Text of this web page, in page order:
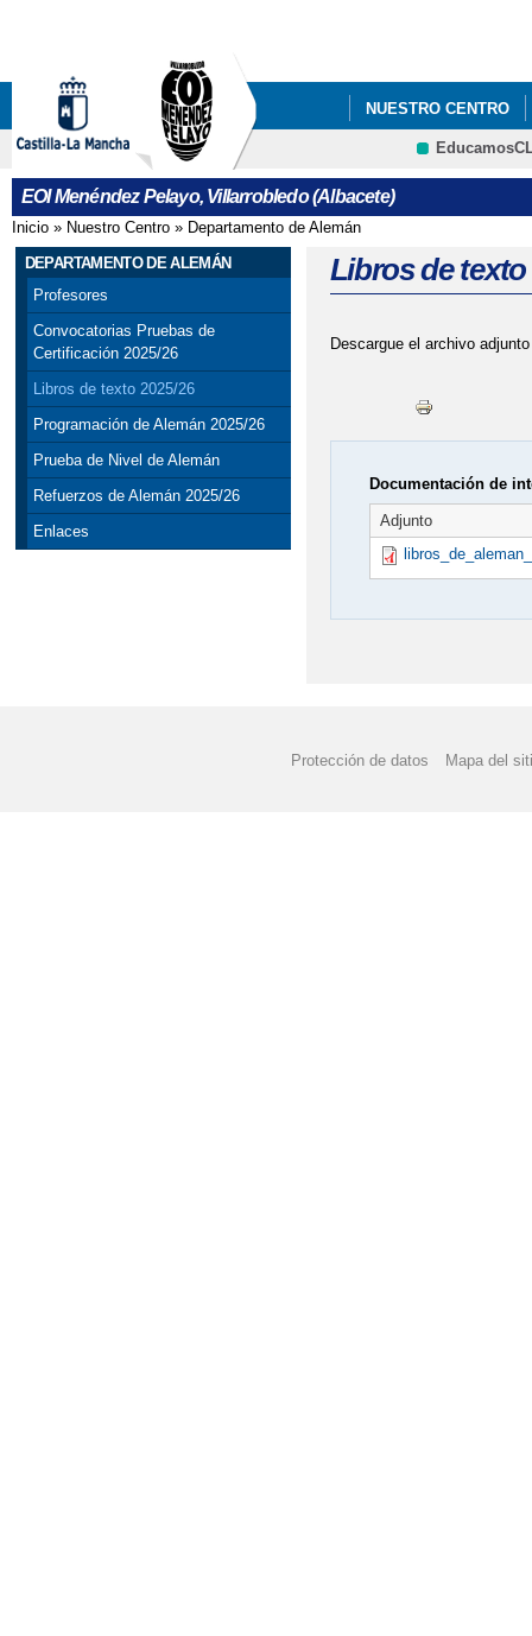
NUESTRO CENTRO
EOI Menéndez Pelayo, Villarrobledo (Albacete)
Se encuentra usted aquí
Inicio » Nuestro Centro » Departamento de Alemán
DEPARTAMENTO DE ALEMÁN
Profesores
Convocatorias Pruebas de
Certificación 2025/26
Libros de texto 2025/26
Programación de Alemán 2025/26
Prueba de Nivel de Alemán
Refuerzos de Alemán 2025/26
Enlaces
Libros de texto
Descargue el archivo adjunto
Documentación de
Adjunto
Protección de datos Mapa del